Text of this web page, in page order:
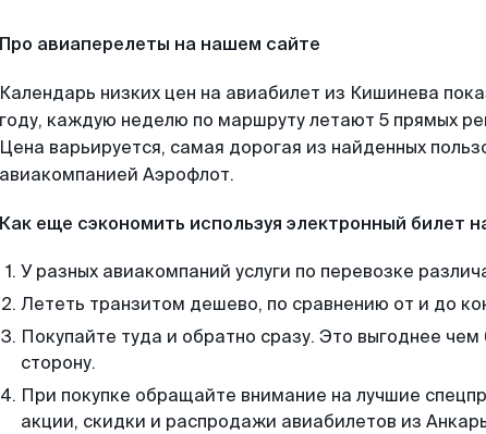
Про авиаперелеты на нашем сайте
Календарь низких цен на авиабилет из Кишинева
году, каждую неделю по маршруту летают 5 прямых
Цена варьируется, самая дорогая из найденных
авиакомпанией Аэрофлот.
Как еще сэкономить используя электронный билет
У разных авиакомпаний услуги по перевозке
Лететь транзитом дешево, по сравнению от и до
Покупайте туда и обратно сразу. Это выгоднее
сторону.
При покупке обращайте внимание на лучшие
акции, скидки и распродажи авиабилетов из